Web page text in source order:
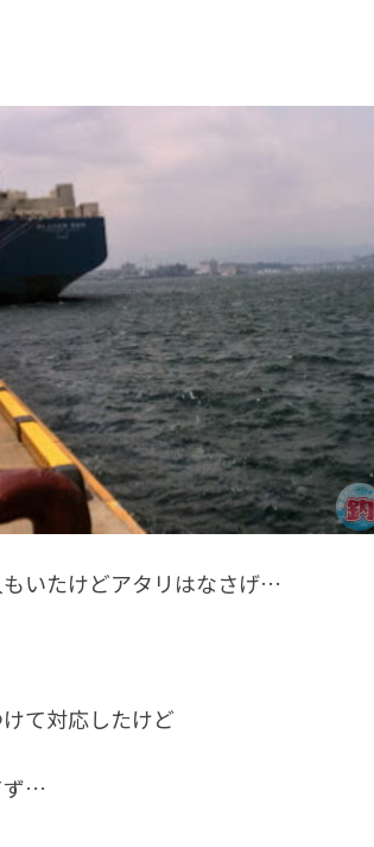
いたけどアタリはなさげ…
て対応したけど
ず…